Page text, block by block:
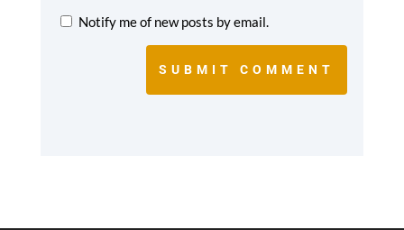
Notify me of new posts by email.
SUBMIT COMMENT